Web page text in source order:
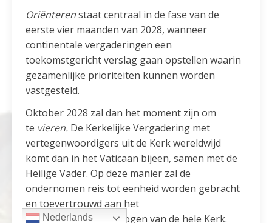
Oriënterenstaat centraal in de fase van de
eerste vier maanden van 2028, wanneer
continentale vergaderingen een
toekomstgericht verslag gaan opstellen waarin
gezamenlijke prioriteiten kunnen worden
vastgesteld.
Oktober 2028 zal dan het moment zijn om
te vieren. De Kerkelijke Vergadering met
vertegenwoordigers uit de Kerk wereldwijd
komt dan in het Vaticaan bijeen, samen met de
Heilige Vader. Op deze manier zal de
ondernomen reis tot eenheid worden gebracht
en toevertrouwd aan het
onderscheidingsvermogen van de hele Kerk.
Nederlands